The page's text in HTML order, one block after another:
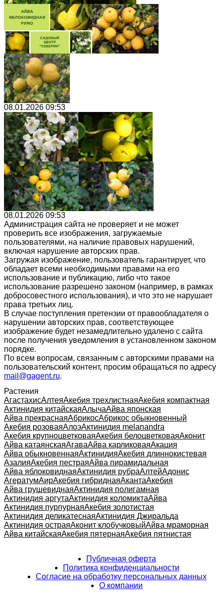
08.01.2026 09:53
08.01.2026 09:53
Администрация сайта не проверяет и не может
проверить все изображения, загружаемые
пользователями, на наличие правовых нарушений,
включая нарушение авторских прав.
Загружая изображение, пользователь гарантирует, что
обладает всеми необходимыми правами на его
использование и публикацию, либо что такое
использование разрешено законом (например, в рамках
добросовестного использования), и что это не нарушает
права третьих лиц.
В случае поступления претензии от правообладателя о
нарушении авторских прав, соответствующее
изображение будет незамедлительно удалено с сайта
после получения уведомления в установленном законом
порядке.
По всем вопросам, связанным с авторскими правами на
пользовательский контент, просим обращаться по адресу
mail@gagent.ru.
Растения
АгастахисАлтеяАкебия трехлистнаяАкебия компактная
Актинидия китайскаяАлычаАйва японская
Айва прекраснаяАбрикосАбрикос обыкновенный
Акебия розоваяАлоэАктинидия melanandra
Акебия крупноцветковаяАкебия белоцветковаяАконит
Айва катаянскаяАгаваАйва карликоваяАкация
Айва обыкновеннаяАктинидияАкебия длиннокистевая
АзалияАкебия пестраяАйва пирамидальная
Айва яблоковиднаяАктинидия рубраАлтейАдонис
АгератумАирАкебия гибриднаяАкантаАкебия
Айва грушевиднаяАктинидия полигамная
Актинидия аргутаАктинидия коломиктаАйва
Актинидия пурпурнаяАкебия золотистая
Актинидия деликатеснаяАктинидия Джиральда
Актинидия остраяАконит клобучковыйАйва мраморная
Айва китайскаяАкебия пятернаяАкебия пятнистая
Публичная оферта
Политика конфиденциальности
Согласие на обработку персональных данных
О компании